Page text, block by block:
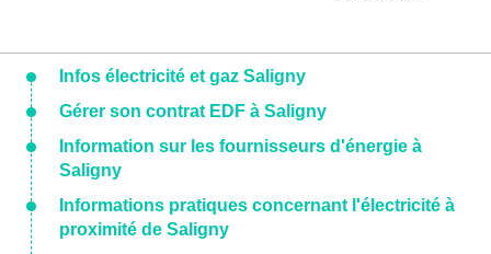
Infos électricité et gaz Saligny
Gérer son contrat EDF à Saligny
Information sur les fournisseurs d'énergie à
Saligny
Informations pratiques concernant l'électricité à
proximité de Saligny